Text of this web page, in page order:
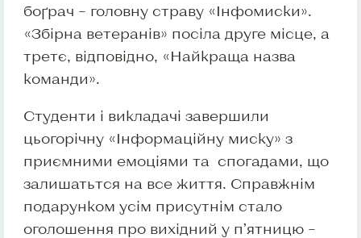
боґрач – головну страву «Інфомиски».
«Збірна ветеранів» посіла друге місце, а
третє, відповідно, «Найкраща назва
команди».
Студенти і викладачі завершили
цьогорічну «Інформаційну миску» з
приємними емоціями та спогадами, що
залишатьтся на все життя. Справжнім
подарунком усім присутнім стало
оголошення про вихідний у п’ятницю –